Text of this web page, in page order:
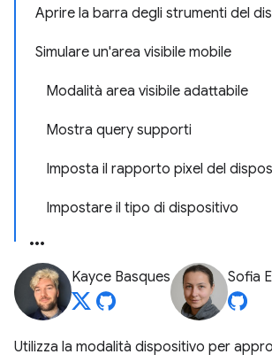
Aprire la barra degli strumenti del
Simulare un'area visibile mobile
Modalità area visibile adattabile
Mostra query supporti
Imposta il rapporto pixel del
Impostare il tipo di dispositivo
Kayce Basques Sofia
Utilizza la modalità dispositivo per